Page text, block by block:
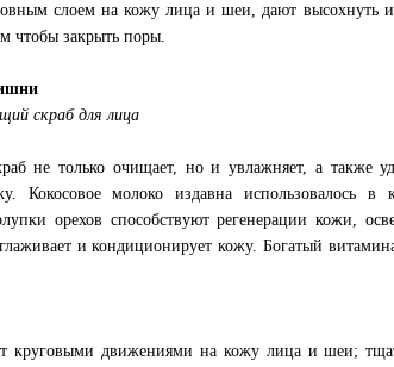
слоем на кожу лица и шеи, дают высохнуть
чтобы закрыть поры.
скраб для лица
не только очищает, но и увлажняет, а также
Кокосовое молоко издавна использовалось
орехов способствуют регенерации кожи,
и кондиционирует кожу. Богатый
круговыми движениями на кожу лица и шеи;